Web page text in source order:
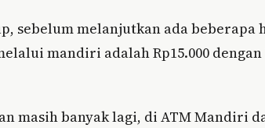
sebelum melanjutkan ada beberapa
mandiri adalah Rp15.000
masih banyak lagi, di ATM Mandiri